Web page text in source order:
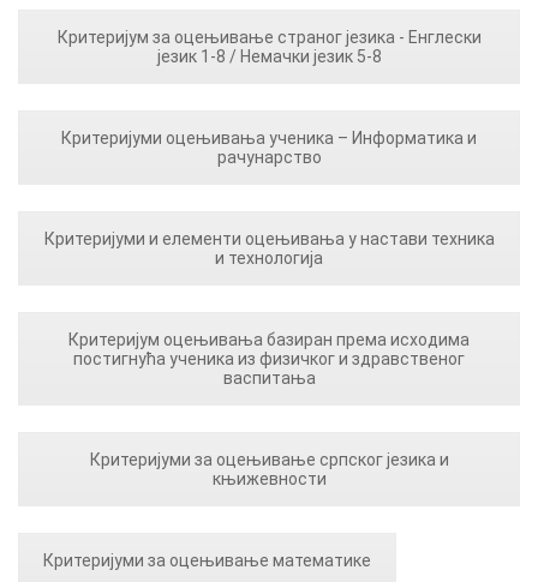
Критеријум за оцењивање страног језика - Енглески
језик 1-8 / Немачки језик 5-8
Критеријуми оцењивања ученика – Информатика и
рачунарство
Критеријуми и елементи оцењивања у настави техника
и технологија
Критеријум оцењивања базиран према исходима
постигнућа ученика из физичког и здравственог
васпитања
Критеријуми за оцењивање српског језика и
књижевности
Критеријуми за оцењивање математике